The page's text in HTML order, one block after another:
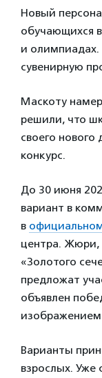
Новый
обучающихся
и олимпиадах.
сувенирную
Маскоту
решили, что
своего нового
конкурс.
До 30 июня
вариант в
в
центра. Жюри,
«Золотого
предложат
объявлен
Варианты
взрослых. Уже